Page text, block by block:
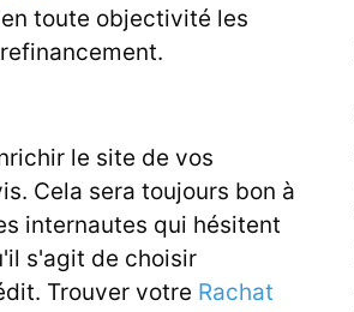
toute objectivité les
le site de vos
Cela sera toujours bon à
internautes qui hésitent
s'agit de choisir
Trouver votre Rachat